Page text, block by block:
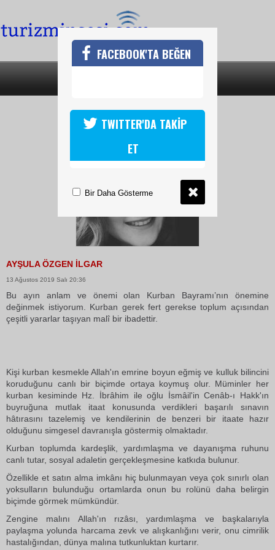
İYİ BAYRAMLAR
AYŞULA ÖZGEN İLGAR
13 Ağustos 2019 Salı 20:36
Bu ayın anlam ve önemi olan Kurban Bayramı’nın önemine
değinmek istiyorum. Kurban gerek fert gerekse toplum açısından
çeşitli yararlar taşıyan malî bir ibadettir.
Kişi kurban kesmekle Allah'ın emrine boyun eğmiş ve kulluk bilincini
koruduğunu canlı bir biçimde ortaya koymuş olur. Müminler her
kurban kesiminde Hz. İbrâhim ile oğlu İsmâil'in Cenâb-ı Hakk'ın
buyruğuna mutlak itaat konusunda verdikleri başarılı sınavın
hâtırasını tazelemiş ve kendilerinin de benzeri bir itaate hazır
olduğunu simgesel davranışla göstermiş olmaktadır.
Kurban toplumda kardeşlik, yardımlaşma ve dayanışma ruhunu
canlı tutar, sosyal adaletin gerçekleşmesine katkıda bulunur.
Özellikle et satın alma imkânı hiç bulunmayan veya çok sınırlı olan
yoksulların bulunduğu ortamlarda onun bu rolünü daha belirgin
biçimde görmek mümkündür.
Zengine malını Allah'ın rızâsı, yardımlaşma ve başkalarıyla
paylaşma yolunda harcama zevk ve alışkanlığını verir, onu cimrilik
hastalığından, dünya malına tutkunluktan kurtarır.
FACEBOOK'TA BEĞEN
TWITTER'DA TAKİP
ET
Bir Daha Gösterme